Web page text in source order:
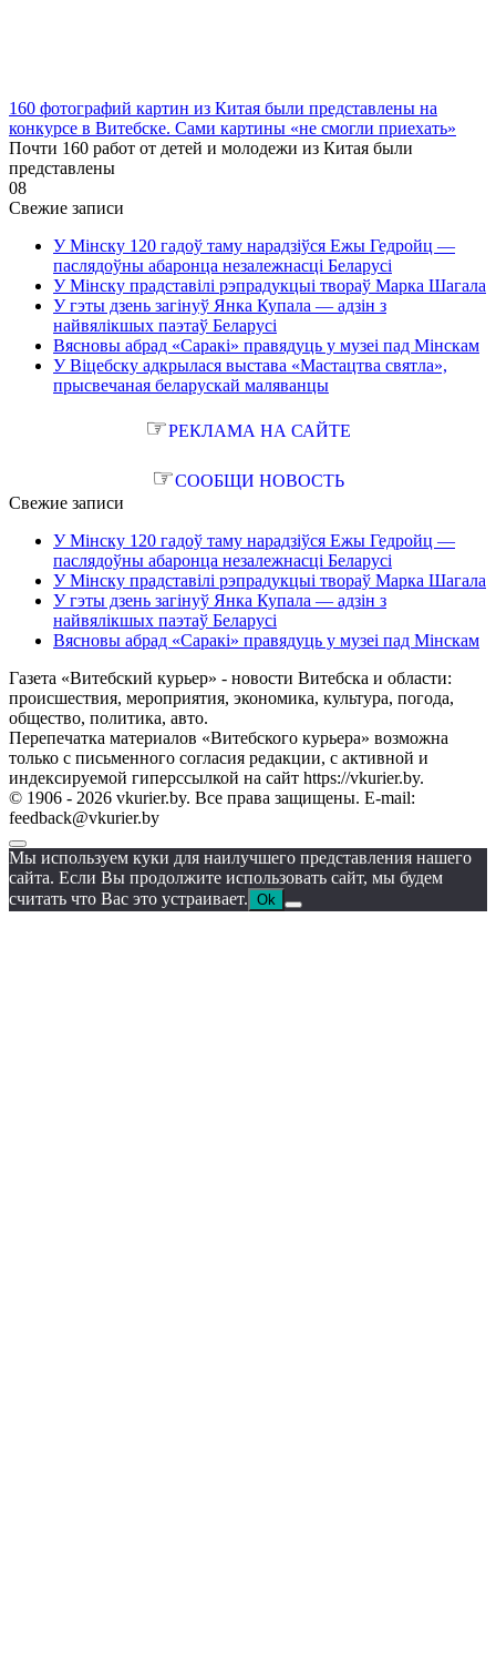
160 фотографий картин из Китая были представлены на
конкурсе в Витебске. Сами картины «не смогли приехать»
Почти 160 работ от детей и молодежи из Китая были
представлены
08
Свежие записи
У Мінску 120 гадоў таму нарадзіўся Ежы Гедройц —
паслядоўны абаронца незалежнасці Беларусі
У Мінску прадставілі рэпрадукцыі твораў Марка Шагала
У гэты дзень загінуў Янка Купала — адзін з
найвялікшых паэтаў Беларусі
Вясновы абрад «Саракі» правядуць у музеі пад Мінскам
У Віцебску адкрылася выстава «Мастацтва святла»,
прысвечаная беларускай маляванцы
☞РЕКЛАМА НА САЙТЕ
☞СООБЩИ НОВОСТЬ
Свежие записи
У Мінску 120 гадоў таму нарадзіўся Ежы Гедройц —
паслядоўны абаронца незалежнасці Беларусі
У Мінску прадставілі рэпрадукцыі твораў Марка Шагала
У гэты дзень загінуў Янка Купала — адзін з
найвялікшых паэтаў Беларусі
Вясновы абрад «Саракі» правядуць у музеі пад Мінскам
Газета «Витебский курьер» - новости Витебска и области:
происшествия, мероприятия, экономика, культура, погода,
общество, политика, авто.
Перепечатка материалов «Витебского курьера» возможна
только с письменного согласия редакции, с активной и
индексируемой гиперссылкой на сайт https://vkurier.by.
© 1906 - 2026 vkurier.by. Все права защищены. E-mail:
feedback@vkurier.by
Мы используем куки для наилучшего представления нашего
сайта. Если Вы продолжите использовать сайт, мы будем
считать что Вас это устраивает. Ok